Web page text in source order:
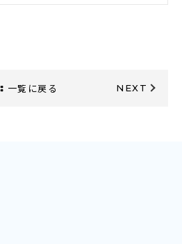
一覧に戻る NEXT